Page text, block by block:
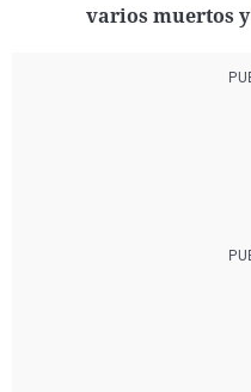
varios muertos